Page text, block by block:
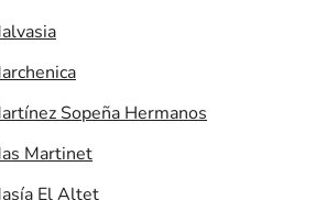
Sopeña Hermanos
Martinet
El Altet